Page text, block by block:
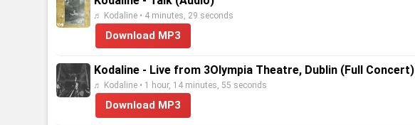
♬ Kodaline • 4 minutes, 29 seconds
Download MP3
Kodaline - Live from 3Olympia Theatre, Dublin (Full Concert)
♬ Kodaline • 1 hour, 14 minutes, 55 seconds
Download MP3